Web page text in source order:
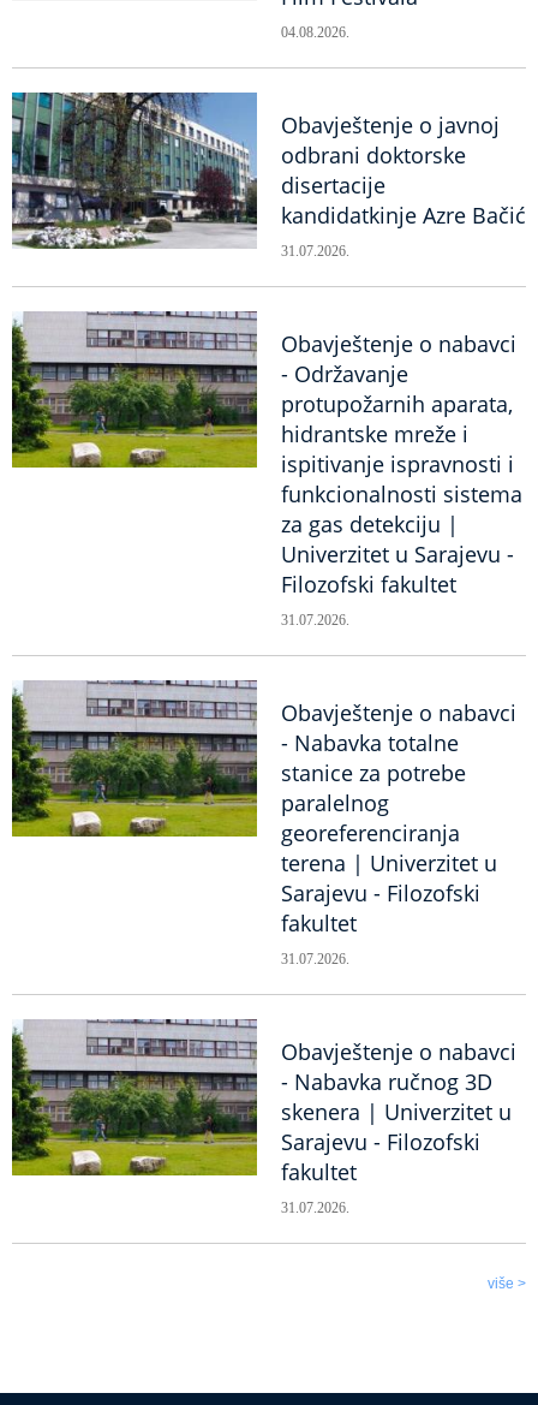
04.08.2026.
Obavještenje o javnoj
odbrani doktorske
disertacije
kandidatkinje Azre Bačić
31.07.2026.
Obavještenje o nabavci
- Održavanje
protupožarnih aparata,
hidrantske mreže i
ispitivanje ispravnosti i
funkcionalnosti sistema
za gas detekciju |
Univerzitet u Sarajevu -
Filozofski fakultet
31.07.2026.
Obavještenje o nabavci
- Nabavka totalne
stanice za potrebe
paralelnog
georeferenciranja
terena | Univerzitet u
Sarajevu - Filozofski
fakultet
31.07.2026.
Obavještenje o nabavci
- Nabavka ručnog 3D
skenera | Univerzitet u
Sarajevu - Filozofski
fakultet
31.07.2026.
više >